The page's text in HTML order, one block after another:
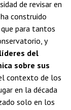
de revisar en
construido
para tantos
y
del
sobre sus
contexto de los
en la década
solo en los